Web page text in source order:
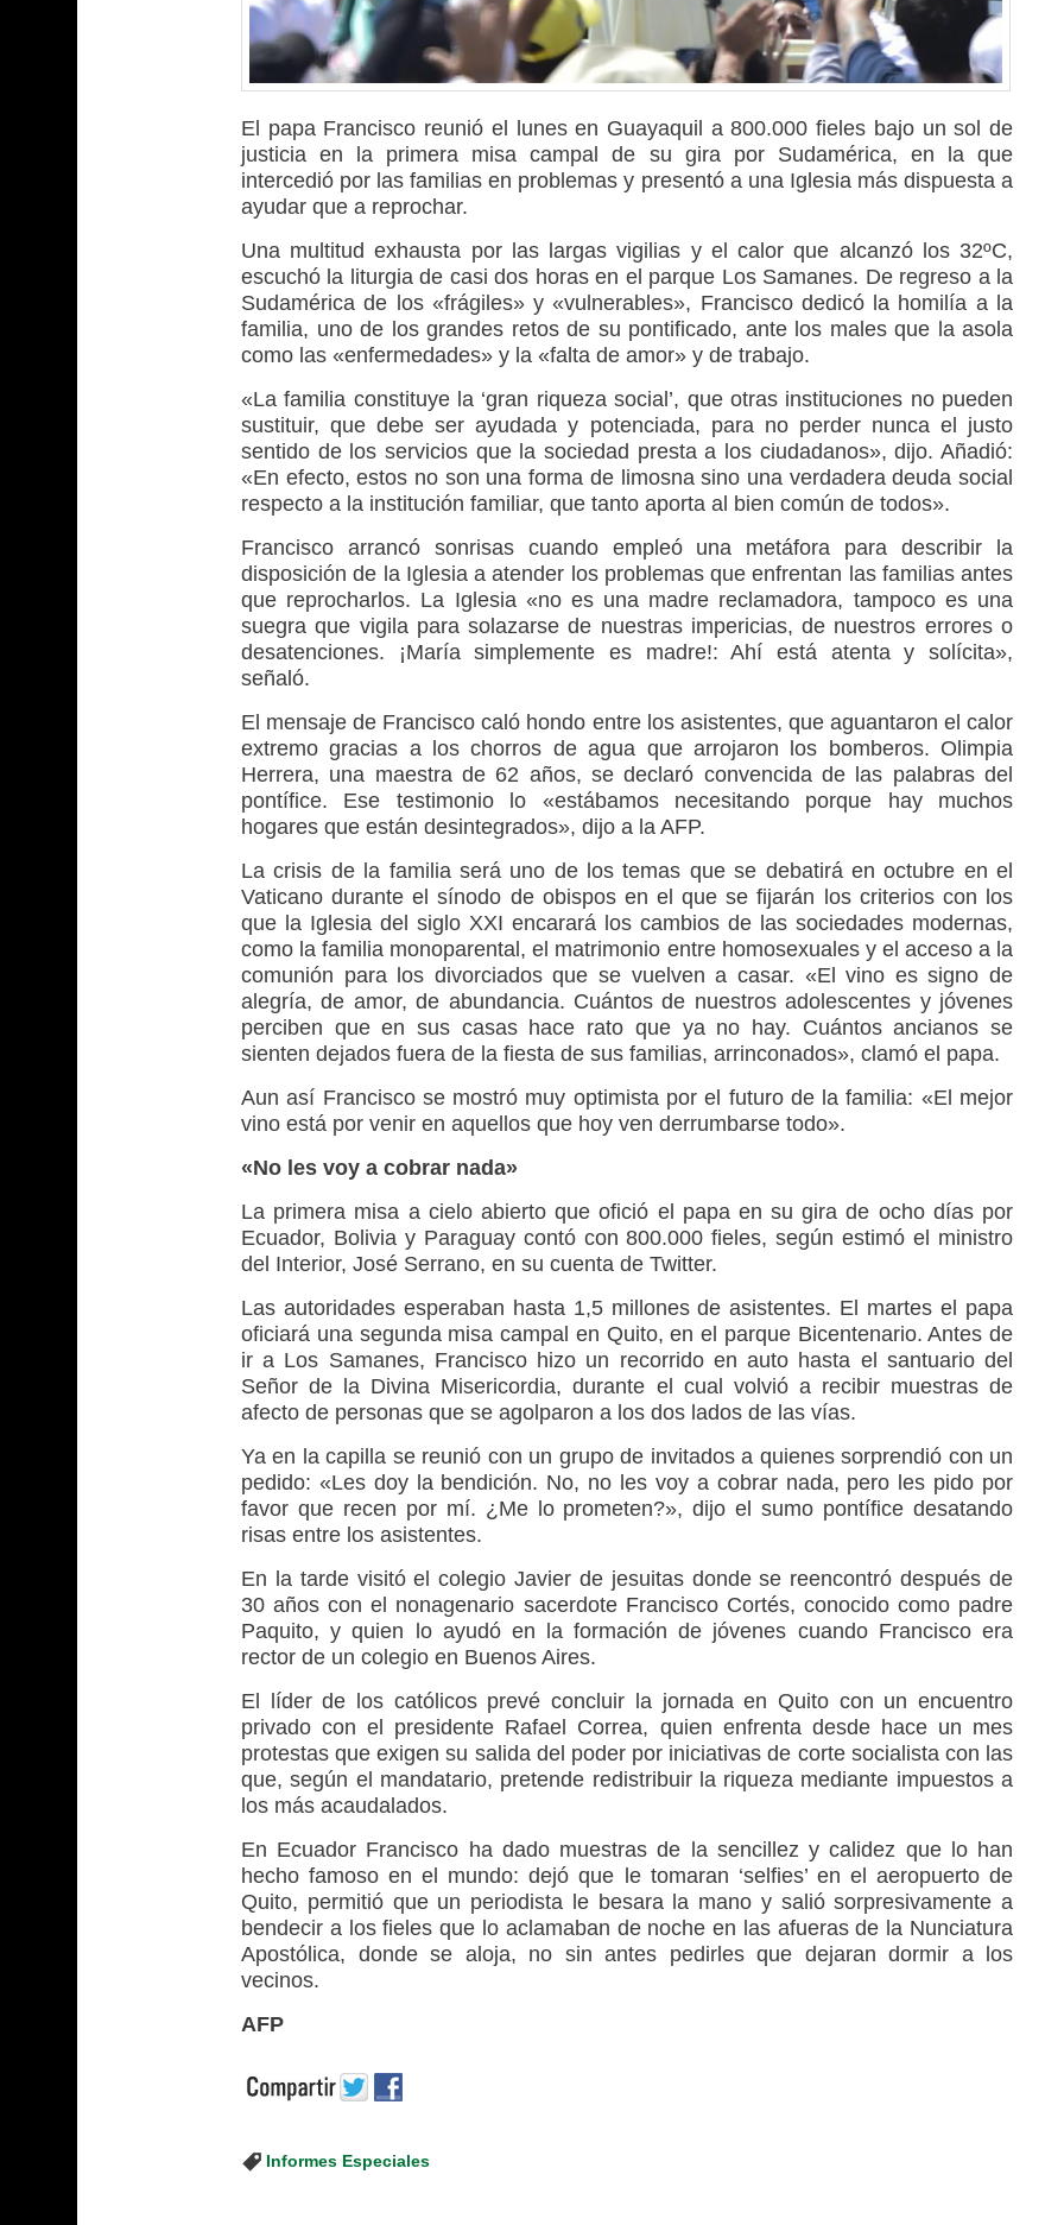
El papa Francisco reunió el lunes en Guayaquil a 800.000 fieles bajo un sol de
justicia en la primera misa campal de su gira por Sudamérica, en la que
intercedió por las familias en problemas y presentó a una Iglesia más dispuesta a
ayudar que a reprochar.
Una multitud exhausta por las largas vigilias y el calor que alcanzó los 32ºC,
escuchó la liturgia de casi dos horas en el parque Los Samanes. De regreso a la
Sudamérica de los «frágiles» y «vulnerables», Francisco dedicó la homilía a la
familia, uno de los grandes retos de su pontificado, ante los males que la asola
como las «enfermedades» y la «falta de amor» y de trabajo.
«La familia constituye la ‘gran riqueza social’, que otras instituciones no pueden
sustituir, que debe ser ayudada y potenciada, para no perder nunca el justo
sentido de los servicios que la sociedad presta a los ciudadanos», dijo. Añadió:
«En efecto, estos no son una forma de limosna sino una verdadera deuda social
respecto a la institución familiar, que tanto aporta al bien común de todos».
Francisco arrancó sonrisas cuando empleó una metáfora para describir la
disposición de la Iglesia a atender los problemas que enfrentan las familias antes
que reprocharlos. La Iglesia «no es una madre reclamadora, tampoco es una
suegra que vigila para solazarse de nuestras impericias, de nuestros errores o
desatenciones. ¡María simplemente es madre!: Ahí está atenta y solícita»,
señaló.
El mensaje de Francisco caló hondo entre los asistentes, que aguantaron el calor
extremo gracias a los chorros de agua que arrojaron los bomberos. Olimpia
Herrera, una maestra de 62 años, se declaró convencida de las palabras del
pontífice. Ese testimonio lo «estábamos necesitando porque hay muchos
hogares que están desintegrados», dijo a la AFP.
La crisis de la familia será uno de los temas que se debatirá en octubre en el
Vaticano durante el sínodo de obispos en el que se fijarán los criterios con los
que la Iglesia del siglo XXI encarará los cambios de las sociedades modernas,
como la familia monoparental, el matrimonio entre homosexuales y el acceso a la
comunión para los divorciados que se vuelven a casar. «El vino es signo de
alegría, de amor, de abundancia. Cuántos de nuestros adolescentes y jóvenes
perciben que en sus casas hace rato que ya no hay. Cuántos ancianos se
sienten dejados fuera de la fiesta de sus familias, arrinconados», clamó el papa.
Aun así Francisco se mostró muy optimista por el futuro de la familia: «El mejor
vino está por venir en aquellos que hoy ven derrumbarse todo».
«No les voy a cobrar nada»
La primera misa a cielo abierto que ofició el papa en su gira de ocho días por
Ecuador, Bolivia y Paraguay contó con 800.000 fieles, según estimó el ministro
del Interior, José Serrano, en su cuenta de Twitter.
Las autoridades esperaban hasta 1,5 millones de asistentes. El martes el papa
oficiará una segunda misa campal en Quito, en el parque Bicentenario. Antes de
ir a Los Samanes, Francisco hizo un recorrido en auto hasta el santuario del
Señor de la Divina Misericordia, durante el cual volvió a recibir muestras de
afecto de personas que se agolparon a los dos lados de las vías.
Ya en la capilla se reunió con un grupo de invitados a quienes sorprendió con un
pedido: «Les doy la bendición. No, no les voy a cobrar nada, pero les pido por
favor que recen por mí. ¿Me lo prometen?», dijo el sumo pontífice desatando
risas entre los asistentes.
En la tarde visitó el colegio Javier de jesuitas donde se reencontró después de
30 años con el nonagenario sacerdote Francisco Cortés, conocido como padre
Paquito, y quien lo ayudó en la formación de jóvenes cuando Francisco era
rector de un colegio en Buenos Aires.
El líder de los católicos prevé concluir la jornada en Quito con un encuentro
privado con el presidente Rafael Correa, quien enfrenta desde hace un mes
protestas que exigen su salida del poder por iniciativas de corte socialista con las
que, según el mandatario, pretende redistribuir la riqueza mediante impuestos a
los más acaudalados.
En Ecuador Francisco ha dado muestras de la sencillez y calidez que lo han
hecho famoso en el mundo: dejó que le tomaran ‘selfies’ en el aeropuerto de
Quito, permitió que un periodista le besara la mano y salió sorpresivamente a
bendecir a los fieles que lo aclamaban de noche en las afueras de la Nunciatura
Apostólica, donde se aloja, no sin antes pedirles que dejaran dormir a los
vecinos.
AFP
Informes Especiales